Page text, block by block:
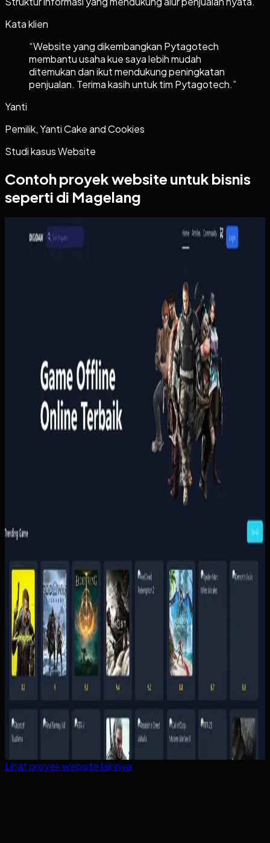
Kata klien
“Website yang dikembangkan Pytagotech
membantu usaha kue saya lebih mudah
ditemukan dan ikut mendukung peningkatan
penjualan. Terima kasih untuk tim Pytagotech.”
Yanti
Pemilik, Yanti Cake and Cookies
Studi kasusWebsite
Contoh proyekwebsite untuk bisnis
seperti di Magelang
Website
Digidaw Gameshop
Pembelian game masih bergantung pada proses manual
yang lambat, sementara pengguna butuh metode
pembayaran lokal dan konfirmasi yang cepat. Tanpa sistem
yang rapi, proses transaksi terasa merepotkan dan
kepercayaan pelanggan lebih sulit dibangun.
Yang kami bangun
Kami menata katalog, keranjang, pembayaran, dan riwayat
pembelian pengguna dalam satu alur yang ringkas.
Pembayaran dan status pesanan dihubungkan ke proses
penyerahan akses supaya pelanggan tidak perlu
menunggu admin untuk setiap transaksi.
Lihat proyekwebsitelainnya